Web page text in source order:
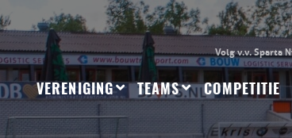
VERENIGING TEAMS COMPETITIE